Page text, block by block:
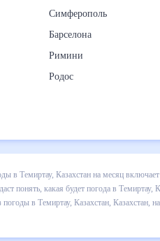
Анталья
Симферополь
Барселона
Римини
дней. Этот прогноз погоды в
визуализация прогноза
к каким изменениям нужно